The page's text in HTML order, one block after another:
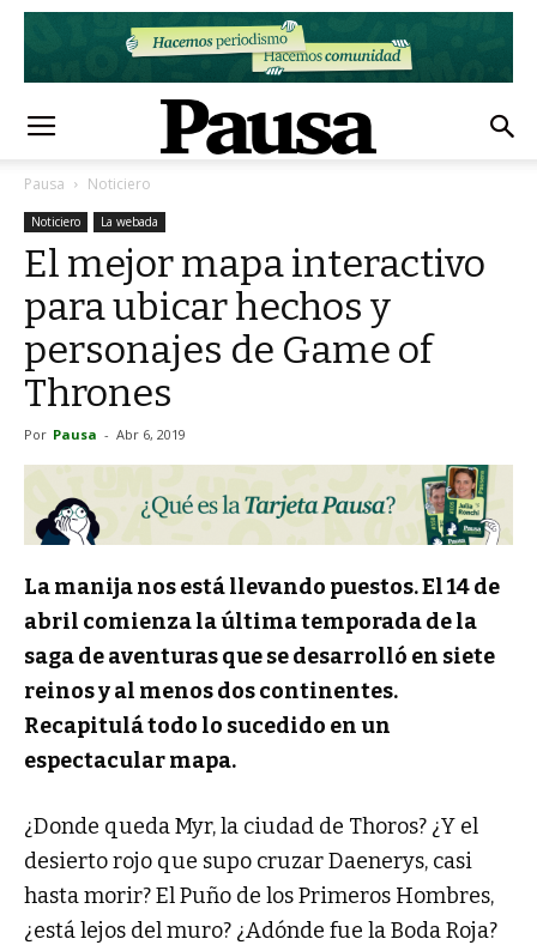
Pausa Noticiero
Noticiero La webada
El mejor mapa interactivo
para ubicar hechos y
personajes de Game of
Thrones
Por Pausa - Abr 6, 2019
La manija nos está llevando puestos. El 14 de
abril comienza la última temporada de la
saga de aventuras que se desarrolló en siete
reinos y al menos dos continentes.
Recapitulá todo lo sucedido en un
espectacular mapa.
¿Donde queda Myr, la ciudad de Thoros? ¿Y el
desierto rojo que supo cruzar Daenerys, casi
hasta morir? El Puño de los Primeros Hombres,
¿está lejos del muro? ¿Adónde fue la Boda Roja?